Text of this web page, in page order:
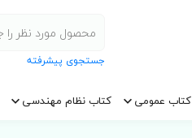
جستجوی پیشرفته
کتاب عمومی کتاب نظام مهندسی